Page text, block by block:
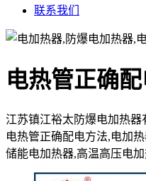
联系我们
电热管正确
江苏镇江裕太防爆电加热器
电热管正确配电方法,电加
储能电加热器,高温高压电